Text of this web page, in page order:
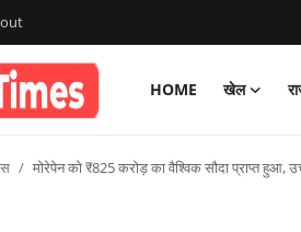
HOME खेल
Register
मोरेपेन को ₹825 करोड़ का वैश्विक सौदा प्राप्त हुआ,